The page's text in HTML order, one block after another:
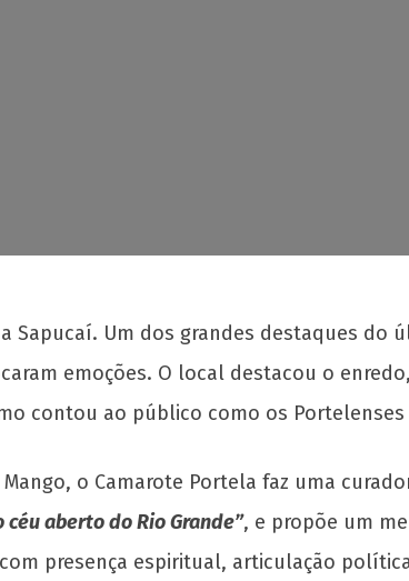
Sapucaí. Um dos grandes destaques do
emoções. O local destacou o
contou ao público como os
o Camarote Portela faz uma
aberto do Rio Grande”, e propõe um
presença espiritual, articulação